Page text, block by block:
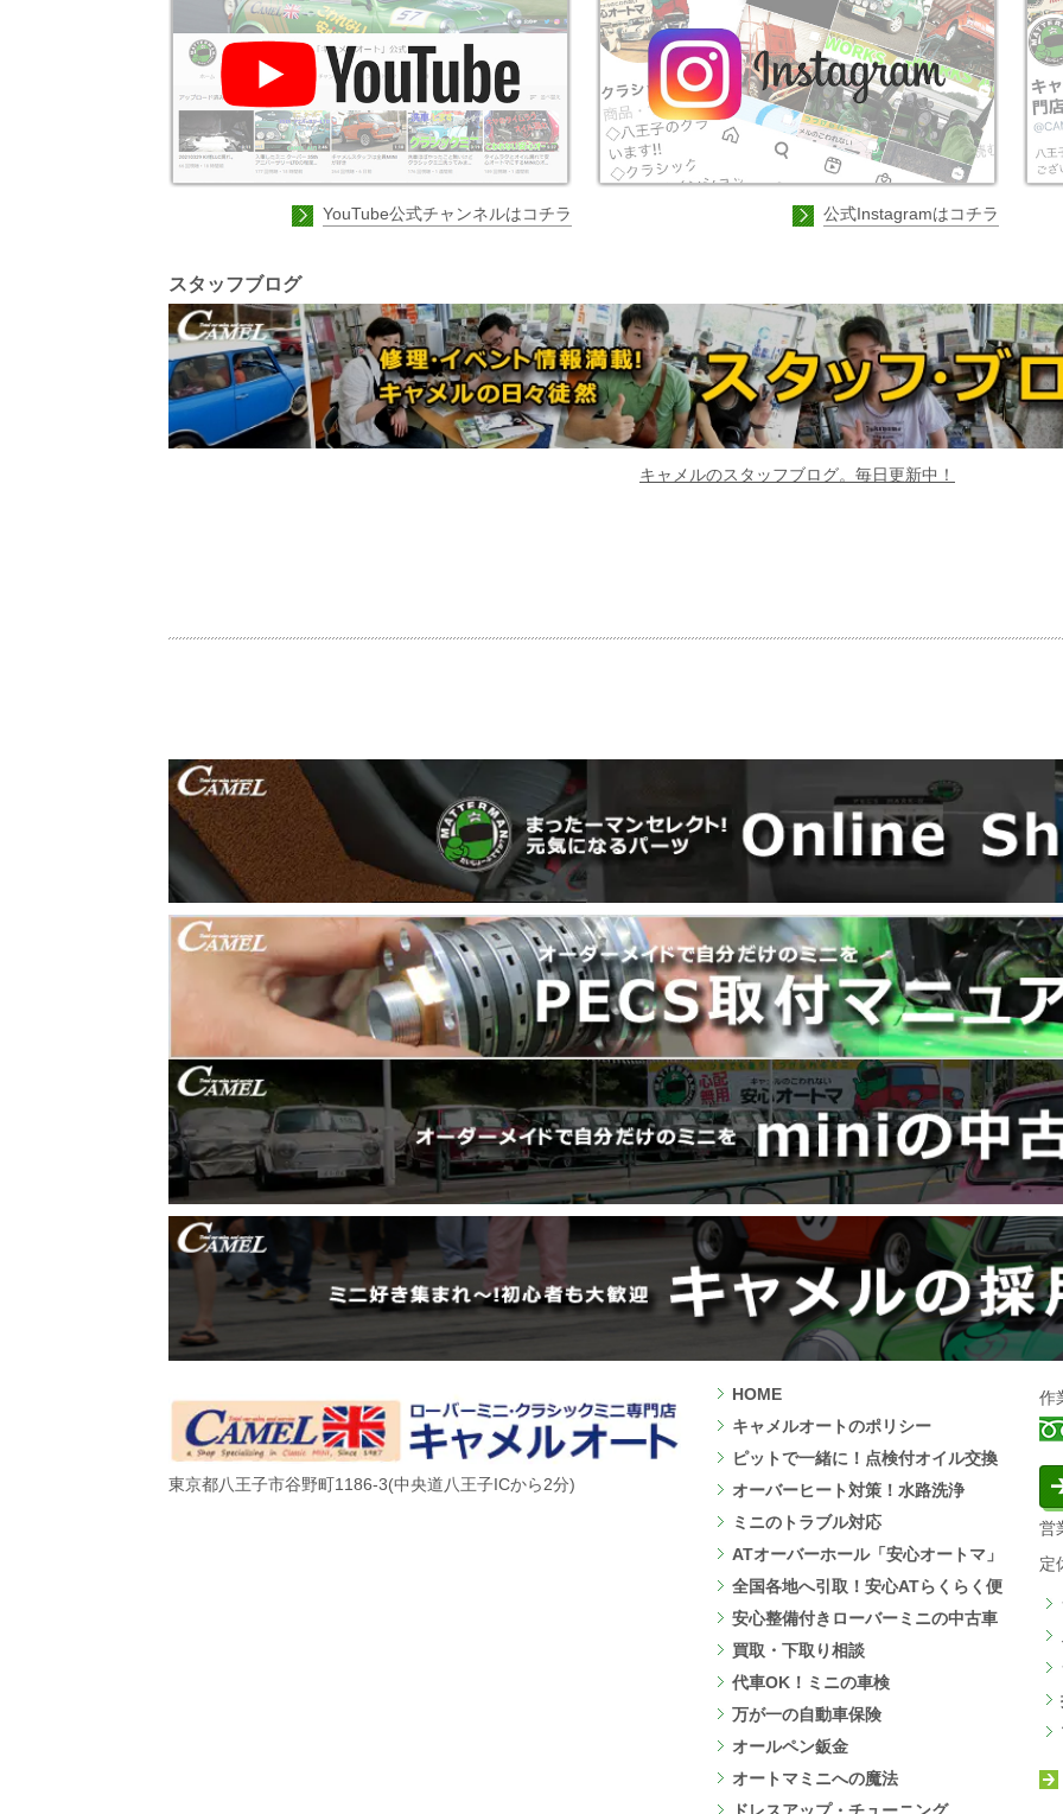
YouTube公式チャンネルはコチラ 公式Instagramはコチラ
スタッフブログ
キャメルのスタッフブログ。毎日更新中！
東京都八王子市谷野町1186-3(中央道八王子ICから2分)
HOME
キャメルオートのポリシー
ピットで一緒に！点検付オイル交換
オーバーヒート対策！水路洗浄
ミニのトラブル対応
ATオーバーホール「安心オートマ」
全国各地へ引取！安心ATらくらく便
安心整備付きローバーミニの中古車
買取・下取り相談
代車OK！ミニの車検
万が一の自動車保険
オールペン鈑金
オートマミニへの魔法
作
営
定